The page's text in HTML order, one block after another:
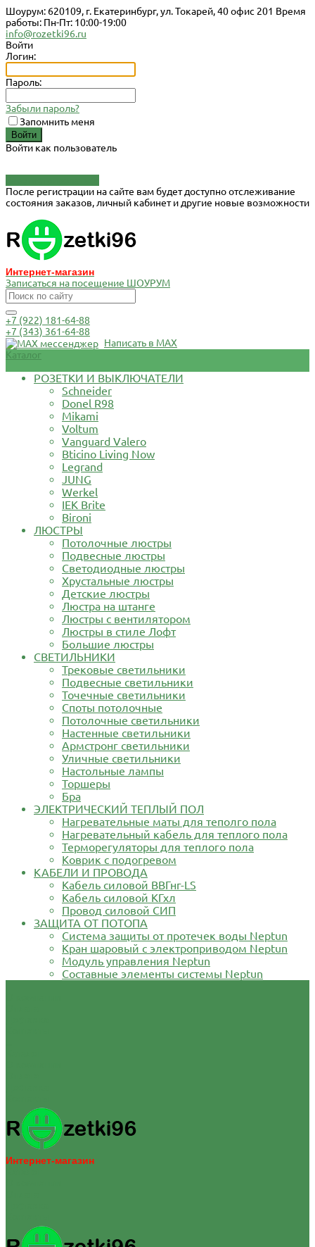
Шоурум: 620109, г. Екатеринбург, ул. Токарей, 40 офис 201 Время
работы: Пн-Пт: 10:00-19:00
info@rozetki96.ru
Войти
Логин:
Пароль:
Забыли пароль?
Запомнить меня
Войти как пользователь
После регистрации на сайте вам будет доступно отслеживание
состояния заказов, личный кабинет и другие новые возможности
Интернет-магазин
Записаться на посещение ШОУРУМ
+7 (922) 181-64-88
+7 (343) 361-64-88
Написать в MAX
Каталог
РОЗЕТКИ И ВЫКЛЮЧАТЕЛИ
Schneider
Donel R98
Mikami
Voltum
Vanguard Valero
Bticino Living Now
Legrand
JUNG
Werkel
IEK Brite
Bironi
ЛЮСТРЫ
Потолочные люстры
Подвесные люстры
Светодиодные люстры
Хрустальные люстры
Детские люстры
Люстра на штанге
Люстры с вентилятором
Люстры в стиле Лофт
Большие люстры
СВЕТИЛЬНИКИ
Трековые светильники
Подвесные светильники
Точечные светильники
Споты потолочные
Потолочные светильники
Настенные светильники
Армстронг светильники
Уличные светильники
Настольные лампы
Торшеры
Бра
ЭЛЕКТРИЧЕСКИЙ ТЕПЛЫЙ ПОЛ
Нагревательные маты для теполго пола
Нагревательный кабель для теплого пола
Терморегуляторы для теплого пола
Коврик с подогревом
КАБЕЛИ И ПРОВОДА
Кабель силовой ВВГнг-LS
Кабель силовой КГхл
Провод силовой СИП
ЗАЩИТА ОТ ПОТОПА
Система защиты от протечек воды Neptun
Кран шаровый с электроприводом Neptun
Модуль управления Neptun
Составные элементы системы Neptun
Интернет-магазин